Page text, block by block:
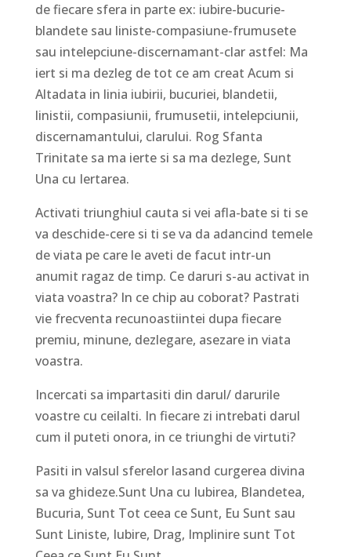
de fiecare sfera in parte ex: iubire-bucurie-
blandete sau liniste-compasiune-frumusete
sau intelepciune-discernamant-clar astfel: Ma
iert si ma dezleg de tot ce am creat Acum si
Altadata in linia iubirii, bucuriei, blandetii,
linistii, compasiunii, frumusetii, intelepciunii,
discernamantului, clarului. Rog Sfanta
Trinitate sa ma ierte si sa ma dezlege, Sunt
Una cu Iertarea.
Activati triunghiul cauta si vei afla-bate si ti se
va deschide-cere si ti se va da adancind temele
de viata pe care le aveti de facut intr-un
anumit ragaz de timp. Ce daruri s-au activat in
viata voastra? In ce chip au coborat? Pastrati
vie frecventa recunoastiintei dupa fiecare
premiu, minune, dezlegare, asezare in viata
voastra.
Incercati sa impartasiti din darul/ darurile
voastre cu ceilalti. In fiecare zi intrebati darul
cum il puteti onora, in ce triunghi de virtuti?
Pasiti in valsul sferelor lasand curgerea divina
sa va ghideze.Sunt Una cu Iubirea, Blandetea,
Bucuria, Sunt Tot ceea ce Sunt, Eu Sunt sau
Sunt Liniste, Iubire, Drag, Implinire sunt Tot